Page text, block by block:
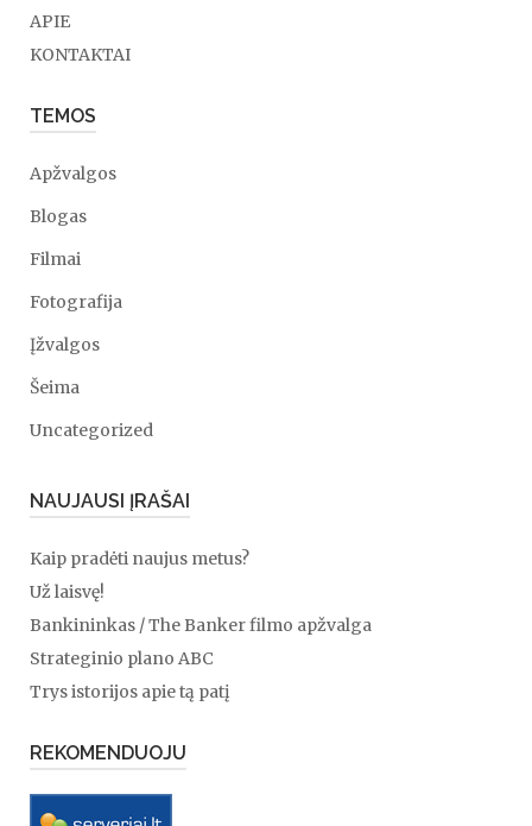
APIE
KONTAKTAI
TEMOS
Apžvalgos
Blogas
Filmai
Fotografija
Įžvalgos
Šeima
Uncategorized
NAUJAUSI ĮRAŠAI
Kaip pradėti naujus metus?
Už laisvę!
Bankininkas / The Banker filmo apžvalga
Strateginio plano ABC
Trys istorijos apie tą patį
REKOMENDUOJU